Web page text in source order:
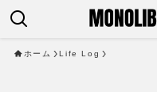
ホーム Life Log